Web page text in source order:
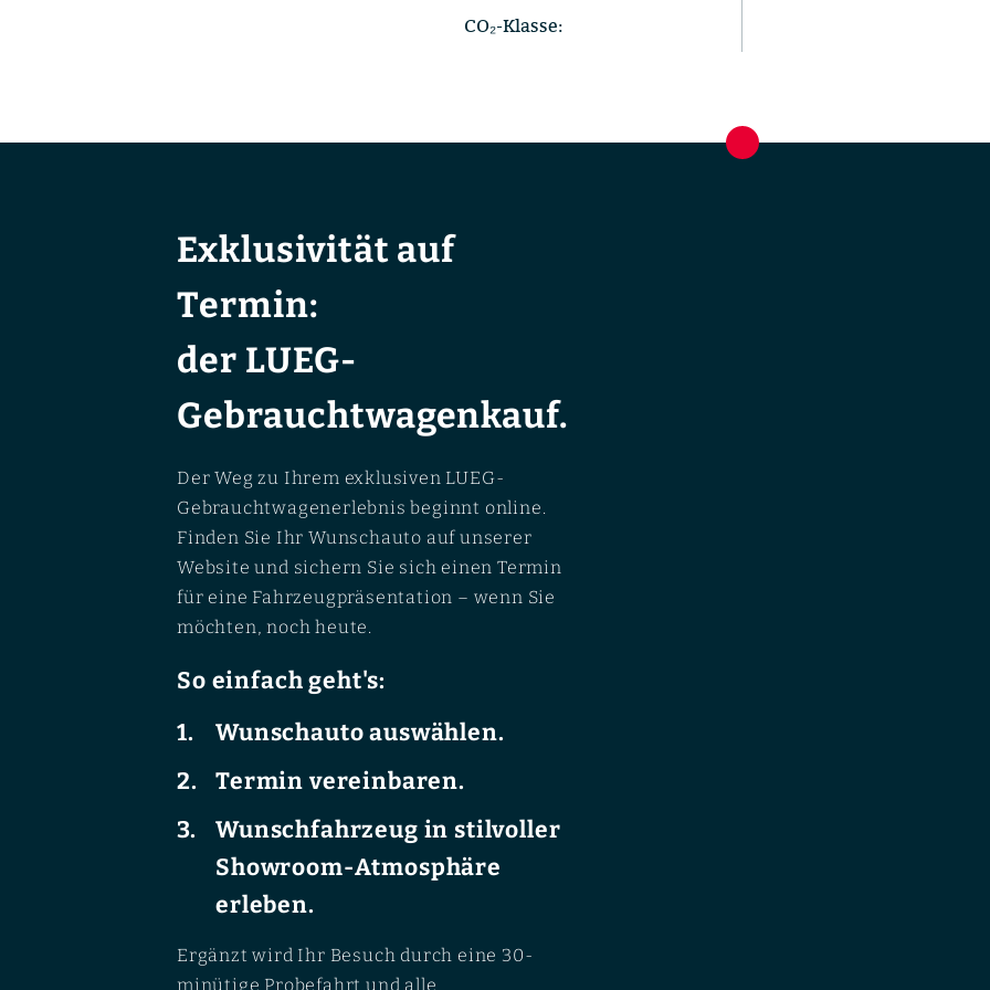
CO₂-Klasse:
Exklusivität auf
Termin:
der LUEG-
Gebrauchtwagenkauf.
Der Weg zu Ihrem exklusiven LUEG-
Gebrauchtwagenerlebnis beginnt online.
Finden Sie Ihr Wunschauto auf unserer
Website und sichern Sie sich einen Termin
für eine Fahrzeugpräsentation – wenn Sie
möchten, noch heute.
So einfach geht's:
Wunschauto auswählen.
Termin vereinbaren.
Wunschfahrzeug in stilvoller
Showroom-Atmosphäre
erleben.
Ergänzt wird Ihr Besuch durch eine 30-
minütige Probefahrt und alle